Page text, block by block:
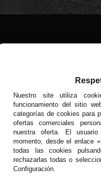
REDES
MÉTODOS
Nuestro site utiliza
funcionamiento del sitio
categorías de cookies para
ofertas comerciales
nuestra oferta. El
momento, desde el enlace
todas las cookies
rechazarlas todas o
Configuración.